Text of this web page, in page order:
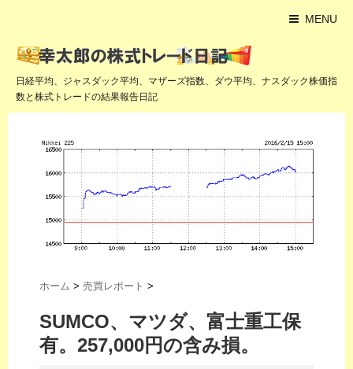
MENU
日経平均、ジャスダック平均、マザーズ指数、ダウ平均、ナスダック株価指
数と株式トレードの結果報告日記
ホーム > 売買レポート >
SUMCO、マツダ、富士重工保
有。257,000円の含み損。